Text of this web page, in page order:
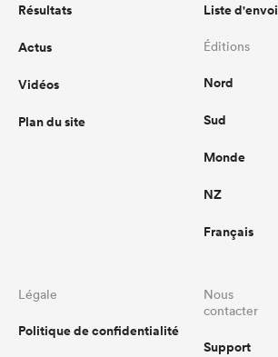
Résultats
Actus
Vidéos
Plan du site
Liste d'envoi
Éditions
Nord
Sud
Monde
NZ
Français
Légale
Politique de confidentialité
Nous
contacter
Support